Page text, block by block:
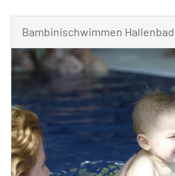
Bambinischwimmen